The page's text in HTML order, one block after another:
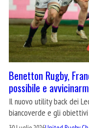
Benetton Rugby,
possibile e
Il nuovo utility back dei
biancoverde e gli obiettivi